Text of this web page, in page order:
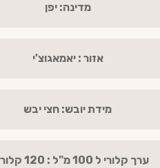
מדינה: יפן
אזור : יאמאגוצ'י
מידת יובש: חצי יבש
ערך קלורי ל 100 מ"ל : 120 קלוריות